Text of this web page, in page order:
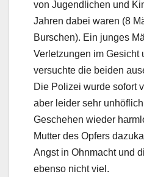
von Jugendlichen und
Jahren dabei waren (8
Burschen). Ein junges
Verletzungen im Gesicht
versuchte die beiden
Die Polizei wurde sofort
aber leider sehr
Geschehen wieder
Mutter des Opfers
Angst in Ohnmacht und
ebenso nicht viel.